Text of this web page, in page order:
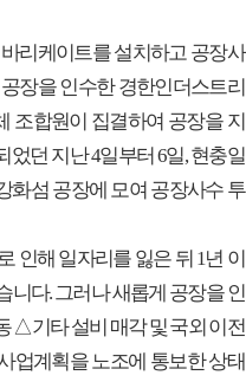
리케이트를 설치하고 공장사
장을 인수한 경한인더스트리
조합원이 집결하여 공장을 지
었던 지난 4일부터 6일, 현충일
화섬 공장에 모여 공장사수 투
인해 일자리를 잃은 뒤 1년 이
니다. 그러나 새롭게 공장을 인
△기타 설비 매각 및 국외 이전
업계획을 노조에 통보한 상태